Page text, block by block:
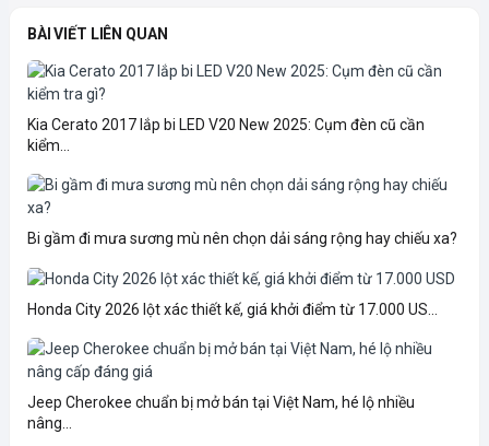
BÀI VIẾT LIÊN QUAN
Kia Cerato 2017 lắp bi LED V20 New 2025: Cụm đèn cũ cần
kiểm...
Bi gầm đi mưa sương mù nên chọn dải sáng rộng hay chiếu xa?
Honda City 2026 lột xác thiết kế, giá khởi điểm từ 17.000 US...
Jeep Cherokee chuẩn bị mở bán tại Việt Nam, hé lộ nhiều
nâng...